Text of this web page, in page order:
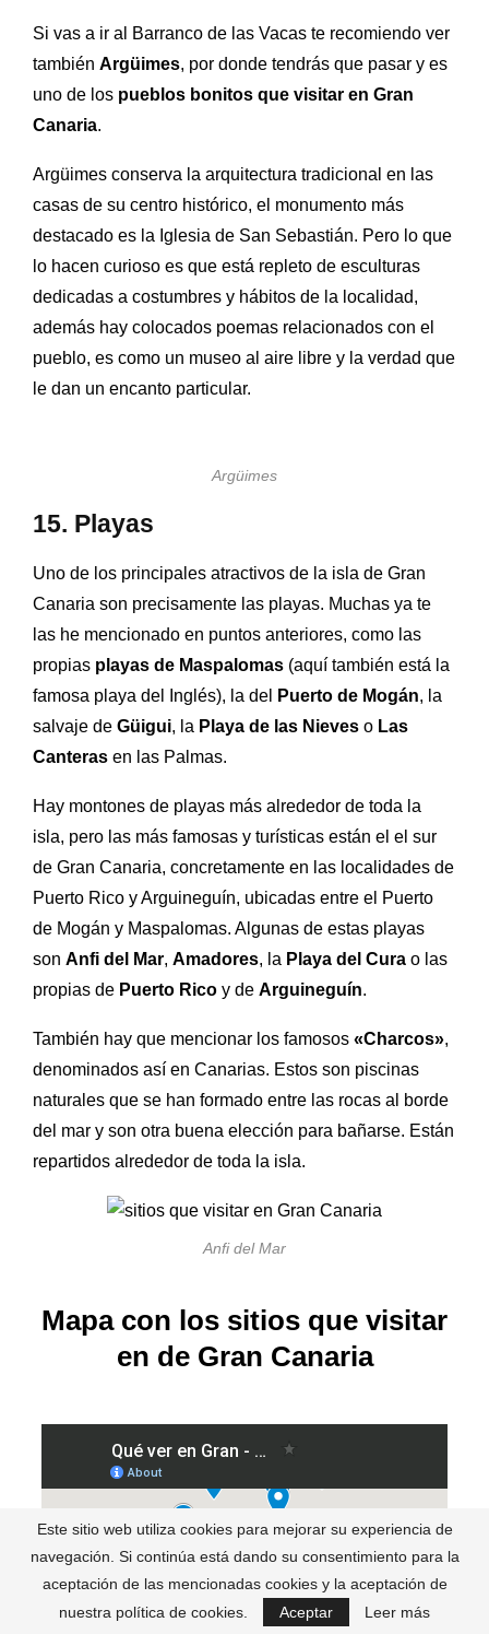
Si vas a ir al Barranco de las Vacas te recomiendo ver
también Argüimes, por donde tendrás que pasar y es
uno de los pueblos bonitos que visitar en Gran
Canaria.
Argüimes conserva la arquitectura tradicional en las
casas de su centro histórico, el monumento más
destacado es la Iglesia de San Sebastián. Pero lo que
lo hacen curioso es que está repleto de esculturas
dedicadas a costumbres y hábitos de la localidad,
además hay colocados poemas relacionados con el
pueblo, es como un museo al aire libre y la verdad que
le dan un encanto particular.
Argüimes
15. Playas
Uno de los principales atractivos de la isla de Gran
Canaria son precisamente las playas. Muchas ya te
las he mencionado en puntos anteriores, como las
propias playas de Maspalomas (aquí también está la
famosa playa del Inglés), la del
Puerto de Mogán, la
salvaje de Güigui, la Playa de las Nieves o Las
Canteras en las Palmas.
Hay montones de playas más alrededor de toda la
isla, pero las más famosas y turísticas están el el sur
de Gran Canaria, concretamente en las localidades de
Puerto Rico y Arguineguín, ubicadas entre el Puerto
de Mogán y Maspalomas. Algunas de estas playas
son Anfi del Mar, Amadores, la Playa del Cura o las
propias de Puerto Rico y de Arguineguín.
También hay que mencionar los famosos «Charcos»,
denominados así en Canarias. Estos son piscinas
naturales que se han formado entre las rocas al borde
del mar y son otra buena elección para bañarse. Están
repartidos alrededor de toda la isla.
Anfi del Mar
Mapa con los sitios que visitar
en de Gran Canaria
Este sitio web utiliza cookies para mejorar su experiencia de
navegación. Si continúa está dando su consentimiento para la
aceptación de las mencionadas cookies y la aceptación de
nuestra política de cookies.
Aceptar Leer más